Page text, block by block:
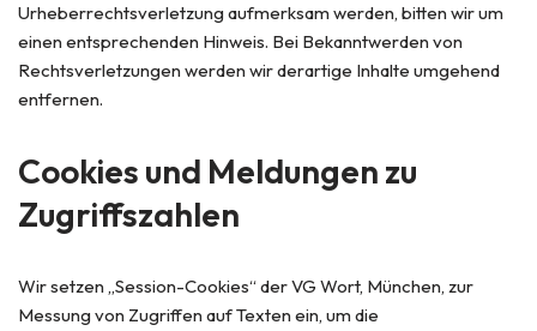
Urheberrechtsverletzung aufmerksam werden, bitten wir um
einen entsprechenden Hinweis. Bei Bekanntwerden von
Rechtsverletzungen werden wir derartige Inhalte umgehend
entfernen.
Cookies und Meldungen zu
Zugriffszahlen
Wir setzen „Session-Cookies“ der VG Wort, München, zur
Messung von Zugriffen auf Texten ein, um die